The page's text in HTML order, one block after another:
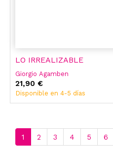
LO IRREALIZABLE
Giorgio Agamben
21,90 €
Disponible en 4-5 días
1 2 3 4 5 6